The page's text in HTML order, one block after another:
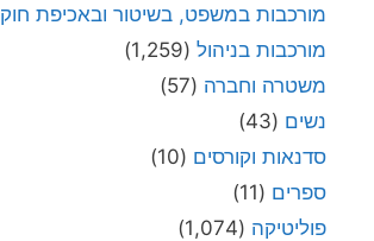
מורכבות במשפט, בשיטור ובאכיפת חוק
מורכבות בניהול (1,259)
משטרה וחברה (57)
נשים (43)
סדנאות וקורסים (10)
ספרים (11)
פוליטיקה (1,074)